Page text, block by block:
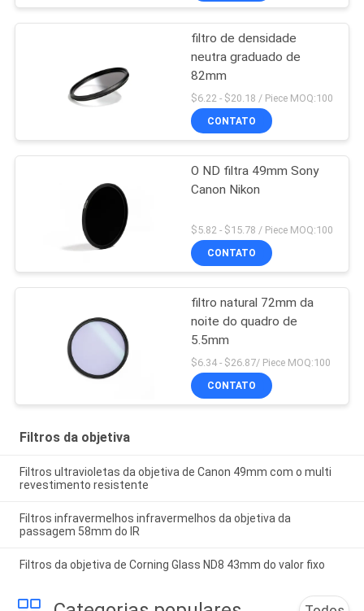
filtro de densidade
neutra graduado de
82mm
$6.22 - $20.18 / Piece MOQ:100
CONTATO
O ND filtra 49mm Sony
Canon Nikon
$5.82 - $15.78 / Piece MOQ:100
CONTATO
filtro natural 72mm da
noite do quadro de
5.5mm
$6.34 - $26.87/ Piece MOQ:100
CONTATO
Filtros da objetiva
Filtros ultravioletas da objetiva de Canon 49mm com o multi
revestimento resistente
Filtros infravermelhos infravermelhos da objetiva da
passagem 58mm do IR
Filtros da objetiva de Corning Glass ND8 43mm do valor fixo